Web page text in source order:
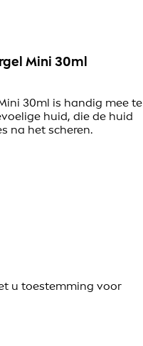
Mini 30ml
30ml is handig mee te
huid, die de huid
na het scheren.
u toestemming voor